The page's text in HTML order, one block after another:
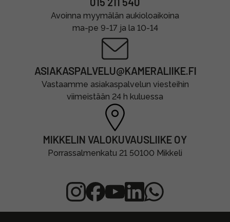
Avoinna myymälän aukioloaikoina
ma-pe 9-17 ja la 10-14
ASIAKASPALVELU@KAMERALIIKE.FI
Vastaamme asiakaspalvelun viesteihin
viimeistään 24 h kuluessa
MIKKELIN VALOKUVAUSLIIKE OY
Porrassalmenkatu 21 50100 Mikkeli